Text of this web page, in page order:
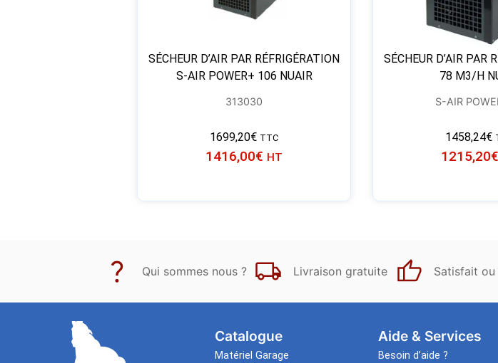
SÉCHEUR D’AIR PAR RÉFRIGÉRATION
S-AIR POWER+ 106 NUAIR
313030
1699,20€ TTC
1416,00€ HT
SÉCHEUR D’AIR PAR
78 M3/H
S-AIR
1458,24€
1215,20€
Qui sommes nous ? Livraison gratuite Satisfait
Catalogue
Matériel Garage
Aide & Services​
Besoin d’aide ?